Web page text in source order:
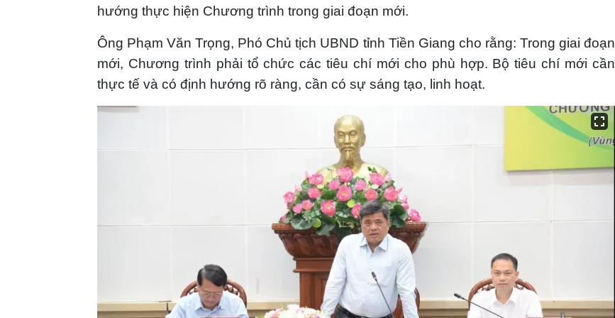
hướng thực hiện Chương trình trong giai đoạn mới.
Ông Phạm Văn Trọng, Phó Chủ tịch UBND tỉnh Tiền Giang cho rằng: Trong giai đoạn
mới, Chương trình phải tổ chức các tiêu chí mới cho phù hợp. Bộ tiêu chí mới cần
thực tế và có định hướng rõ ràng, cần có sự sáng tạo, linh hoạt.